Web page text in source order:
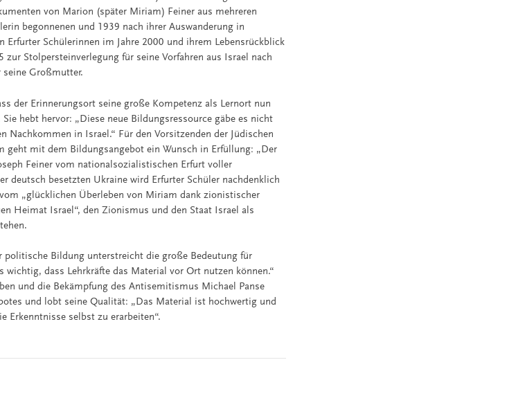
von Marion (später Miriam) Feiner aus mehreren
begonnenen und 1939 nach ihrer Auswanderung in
Erfurter Schülerinnen im Jahre 2000 und ihrem Lebensrückblick
zur Stolpersteinverlegung für seine Vorfahren aus Israel nach
Großmutter.
der Erinnerungsort seine große Kompetenz als Lernort nun
hebt hervor: „Diese neue Bildungsressource gäbe es nicht
in Israel.“ Für den Vorsitzenden der Jüdischen
geht mit dem Bildungsangebot ein Wunsch in Erfüllung: „Der
Feiner vom nationalsozialistischen Erfurt voller
deutsch besetzten Ukraine wird Erfurter Schüler nachdenklich
„glücklichen Überleben von Miriam dank zionistischer
Heimat Israel“, den Zionismus und den Staat Israel als
politische Bildung unterstreicht die große Bedeutung für
wichtig, dass Lehrkräfte das Material vor Ort nutzen können.“
und die Bekämpfung des Antisemitismus Michael Panse
und lobt seine Qualität: „Das Material ist hochwertig und
Erkenntnisse selbst zu erarbeiten“.